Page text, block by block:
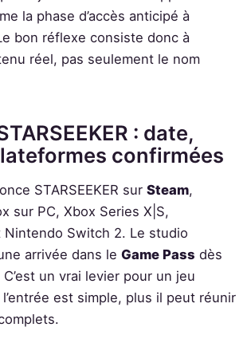
la phase d’accès anticipé à
bon réflexe consiste donc à
réel, pas seulement le nom
: date,
confirmées
STARSEEKER sur Steam,
sur PC, Xbox Series X|S,
Nintendo Switch 2. Le studio
arrivée dans le Game Pass dès
C’est un vrai levier pour un jeu
est simple, plus il peut réunir